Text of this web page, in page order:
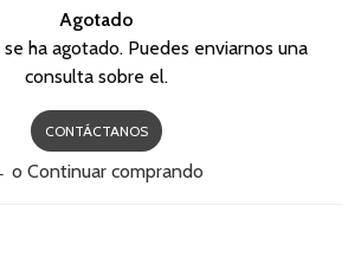
Agotado
ha agotado. Puedes enviarnos una
consulta sobre el.
CONTÁCTANOS
o Continuar comprando